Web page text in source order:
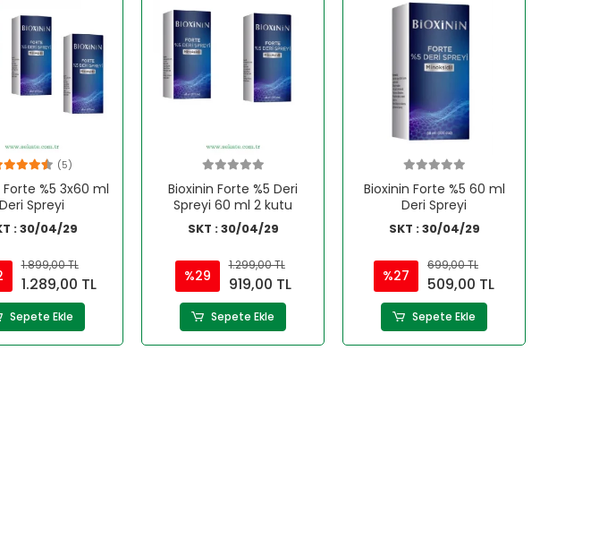
(5)
Forte %5 3x60 ml
Deri Spreyi
: 30/04/29
1.899,00 TL
1.289,00 TL
Sepete Ekle
Bioxinin Forte %5 Deri
Spreyi 60 ml 2 kutu
SKT : 30/04/29
%29
1.299,00 TL
919,00 TL
Sepete Ekle
Bioxinin Forte %5 60 ml
Deri Spreyi
SKT : 30/04/29
%27
699,00 TL
509,00 TL
Sepete Ekle